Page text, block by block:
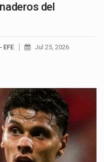
del
EFE Jul 25, 2026